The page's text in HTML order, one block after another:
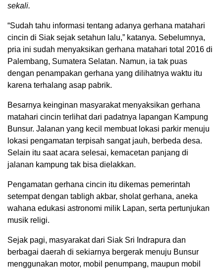
sekali.
“Sudah tahu informasi tentang adanya gerhana matahari
cincin di Siak sejak setahun lalu,” katanya. Sebelumnya,
pria ini sudah menyaksikan gerhana matahari total 2016 di
Palembang, Sumatera Selatan. Namun, ia tak puas
dengan penampakan gerhana yang dilihatnya waktu itu
karena terhalang asap pabrik.
Besarnya keinginan masyarakat menyaksikan gerhana
matahari cincin terlihat dari padatnya lapangan Kampung
Bunsur. Jalanan yang kecil membuat lokasi parkir menuju
lokasi pengamatan terpisah sangat jauh, berbeda desa.
Selain itu saat acara selesai, kemacetan panjang di
jalanan kampung tak bisa dielakkan.
Pengamatan gerhana cincin itu dikemas pemerintah
setempat dengan tabligh akbar, sholat gerhana, aneka
wahana edukasi astronomi milik Lapan, serta pertunjukan
musik religi.
Sejak pagi, masyarakat dari Siak Sri Indrapura dan
berbagai daerah di sekiarnya bergerak menuju Bunsur
menggunakan motor, mobil penumpang, maupun mobil